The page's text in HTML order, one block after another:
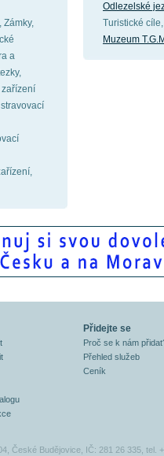
Zámky,
a
zařízení
Odlezelské
Turistické
Muzeum
Přidejte se
Proč se k nám
Přehled služeb
Ceník
České Budějovice, IČ: 281 26 335, tel.